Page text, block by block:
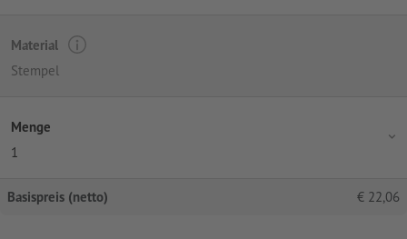
Material
Stempel
Menge
1
Basispreis (netto) € 22,06